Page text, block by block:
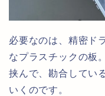
必要なのは、精密ド
なプラスチックの板
挟んで、勘合してい
いくのです。